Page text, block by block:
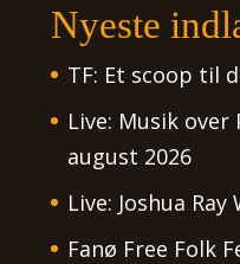
Nyeste
TF: Et scoop til
Live: Musik
august 2026
Live: Joshua
Fanø Free Folk